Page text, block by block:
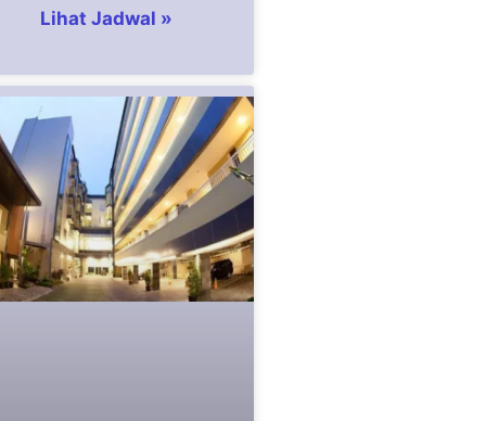
Lihat Jadwal »